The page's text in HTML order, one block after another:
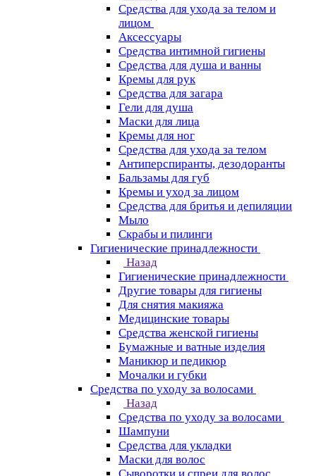
Средства для ухода за телом и
лицом
Аксессуары
Средства интимной гигиены
Средства для душа и ванны
Кремы для рук
Средства для загара
Гели для душа
Маски для лица
Кремы для ног
Средства для ухода за телом
Антиперспиранты, дезодоранты
Бальзамы для губ
Кремы и уход за лицом
Средства для бритья и депиляции
Мыло
Скрабы и пилинги
Гигиенические принадлежности
Назад
Гигиенические принадлежности
Другие товары для гигиены
Для снятия макияжа
Медицинские товары
Средства женской гигиены
Бумажные и ватные изделия
Маникюр и педикюр
Мочалки и губки
Средства по уходу за волосами
Назад
Средства по уходу за волосами
Шампуни
Средства для укладки
Маски для волос